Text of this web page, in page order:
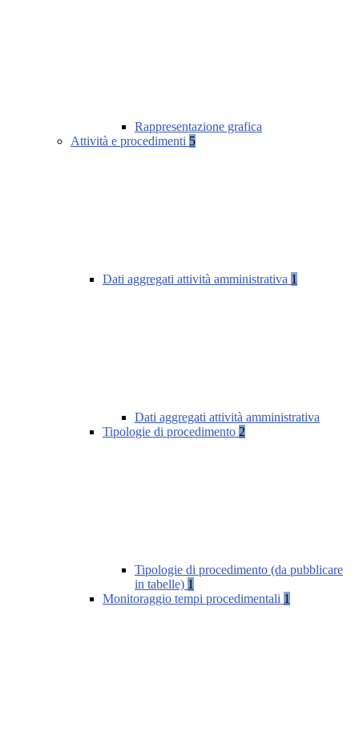
Rappresentazione grafica
Attività e procedimenti 5
Dati aggregati attività amministrativa 1
Dati aggregati attività amministrativa
Tipologie di procedimento 2
Tipologie di procedimento (da pubblicare
in tabelle) 1
Monitoraggio tempi procedimentali 1